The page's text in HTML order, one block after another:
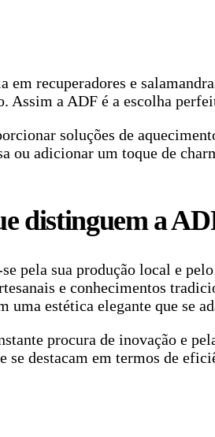
em recuperadores e
Assim a ADF é a escolha
soluções de
ou adicionar um toque de
distinguem a
pela sua produção local e
e conhecimentos
uma estética elegante que se
procura de inovação e
se destacam em termos de